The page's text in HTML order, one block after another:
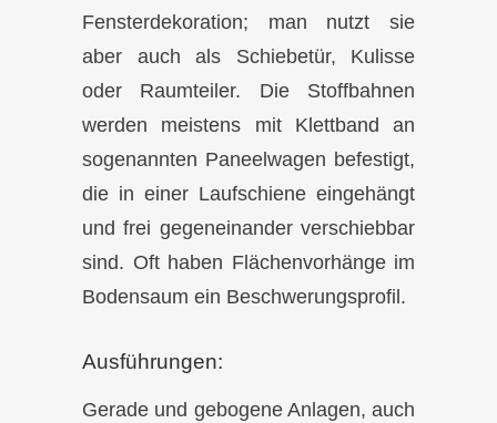
Fensterdekoration; man nutzt sie
aber auch als Schiebetür, Kulisse
oder Raumteiler. Die Stoffbahnen
werden meistens mit Klettband an
sogenannten Paneelwagen befestigt,
die in einer Laufschiene eingehängt
und frei gegeneinander verschiebbar
sind. Oft haben Flächenvorhänge im
Bodensaum ein Beschwerungsprofil.
Ausführungen:
Gerade und gebogene Anlagen, auch